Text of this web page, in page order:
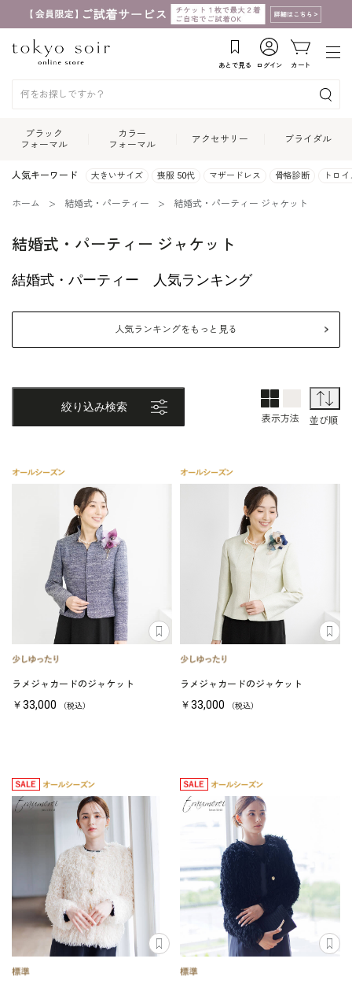
あとで見る ログイン カート
ブラック
フォーマル
カラー
フォーマル
アクセサリー ブライダル
人気キーワード 大きいサイズ 喪服 50代 マザードレス 骨格診断 トロ
ホーム 結婚式・パーティー 結婚式・パーティー ジャケット
結婚式・パーティー ジャケット
結婚式・パーティー 人気ランキング
人気ランキングをもっと見る
絞り込み検索
表示方法
1列表示
並び順
ラメジャカードのジャケット
￥33,000 （税込）
ラメジャカードのジャケット
￥33,000 （税込）